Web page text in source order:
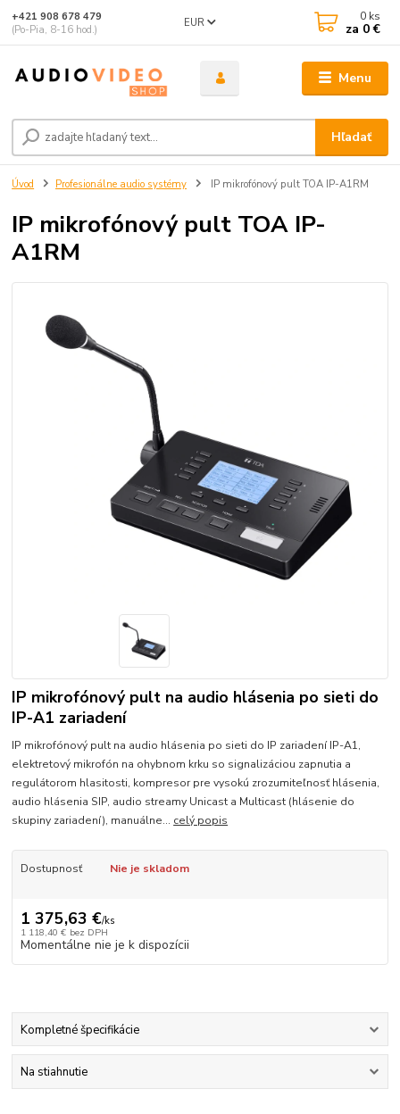
Menu
EUR
Hľadať
+421 908 678 479
(Po-Pia, 8-16 hod.)
0 ks
za 0 €
Úvod Profesionálne audio systémy IP mikrofónový pult TOA IP-A1RM
IP mikrofónový pult TOA IP-
A1RM
IP mikrofónový pult na audio hlásenia po sieti do
IP-A1 zariadení
IP mikrofónový pult na audio hlásenia po sieti do IP zariadení IP-A1,
elektretový mikrofón na ohybnom krku so signalizáciou zapnutia a
regulátorom hlasitosti, kompresor pre vysokú zrozumiteľnosť hlásenia,
audio hlásenia SIP, audio streamy Unicast a Multicast (hlásenie do
skupiny zariadení), manuálne... celý popis
Dostupnosť Nie je skladom
1 375,63 €/ks
1 118,40 € bez DPH
Momentálne nie je k dispozícii
Kompletné špecifikácie
Na stiahnutie